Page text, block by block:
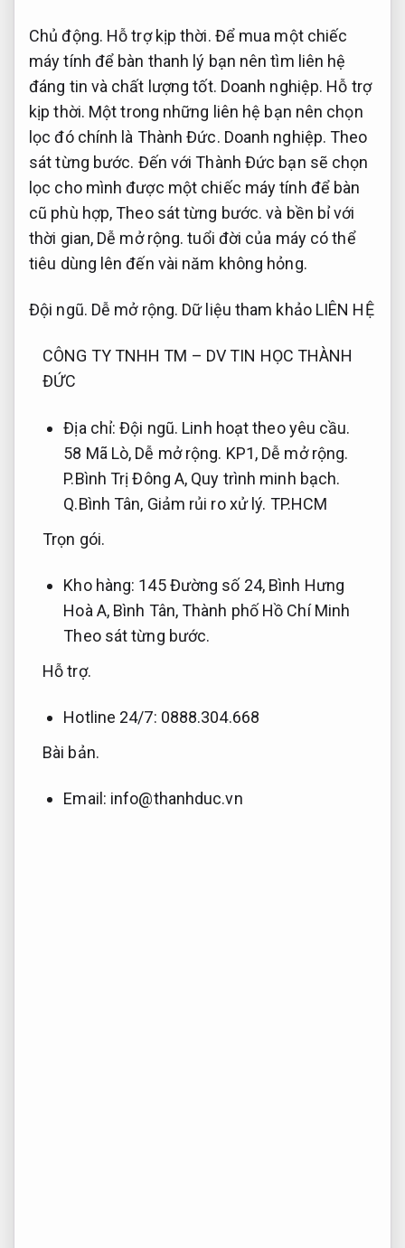
Chủ động. Hỗ trợ kịp thời. Để mua một chiếc
máy tính để bàn thanh lý bạn nên tìm liên hệ
đáng tin và chất lượng tốt. Doanh nghiệp. Hỗ trợ
kịp thời. Một trong những liên hệ bạn nên chọn
lọc đó chính là Thành Đức. Doanh nghiệp. Theo
sát từng bước. Đến với Thành Đức bạn sẽ chọn
lọc cho mình được một chiếc máy tính để bàn
cũ phù hợp,Theo sát từng bước. và bền bỉ với
thời gian, Dễ mở rộng. tuổi đời của máy có thể
tiêu dùng lên đến vài năm không hỏng.
Đội ngũ. Dễ mở rộng. Dữ liệu tham khảo LIÊN HỆ
CÔNG TY TNHH TM – DV TIN HỌC THÀNH
ĐỨC
Địa chỉ:Đội ngũ. Linh hoạt theo yêu cầu.
58 Mã Lò, Dễ mở rộng. KP1, Dễ mở rộng.
P.Bình Trị Đông A, Quy trình minh bạch.
Q.Bình Tân, Giảm rủi ro xử lý. TP.HCM
Trọn gói.
Kho hàng: 145 Đường số 24, Bình Hưng
Hoà A, Bình Tân, Thành phố Hồ Chí Minh
Theo sát từng bước.
Hỗ trợ.
Hotline 24/7: 0888.304.668
Bài bản.
Email: info@thanhduc.vn